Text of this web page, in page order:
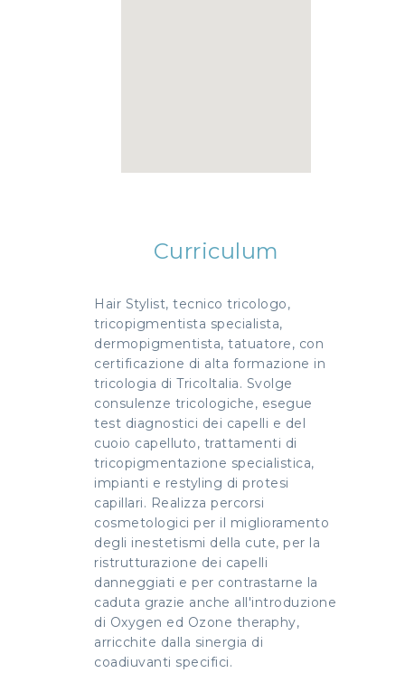
Curriculum
Hair Stylist, tecnico tricologo,
tricopigmentista specialista,
dermopigmentista, tatuatore, con
certificazione di alta formazione in
tricologia di Tricoltalia. Svolge
consulenze tricologiche, esegue
test diagnostici dei capelli e del
cuoio capelluto, trattamenti di
tricopigmentazione specialistica,
impianti e restyling di protesi
capillari. Realizza percorsi
cosmetologici per il miglioramento
degli inestetismi della cute, per la
ristrutturazione dei capelli
danneggiati e per contrastarne la
caduta grazie anche all'introduzione
di Oxygen ed Ozone theraphy,
arricchite dalla sinergia di
coadiuvanti specifici.